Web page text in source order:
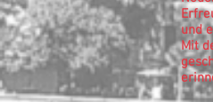
und
Mit